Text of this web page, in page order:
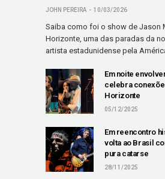
JOHN PEREIRA 10/03/2026
Saiba como foi o show de Jason
Horizonte, uma das paradas da
artista estadunidense pela
Em noite
celebra
Horizonte
05/12/2025
Em reencontro
volta ao Brasil
pura catarse
28/11/2025